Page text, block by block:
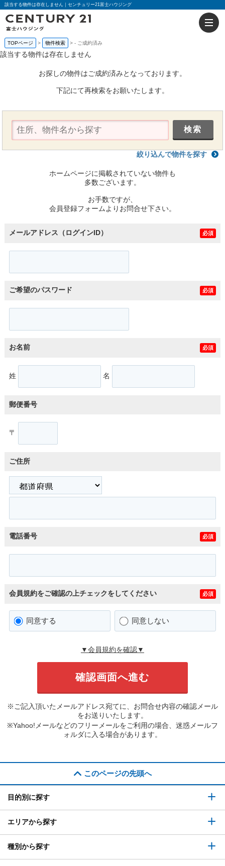
該当する物件は存在しません｜センチュリー21富士ハウジング
TOPページ 物件検索 - ご成約済み
該当する物件は存在しません
お探しの物件はご成約済みとなっております。
下記にて再検索をお願いたします。
絞り込んで物件を探す
ホームページに掲載されていない物件も
多数ございます。
お手数ですが、
会員登録フォームよりお問合せ下さい。
メールアドレス（ログインID） 必須
ご希望のパスワード 必須
お名前 必須
姓 名
郵便番号
〒
ご住所
電話番号 必須
会員規約をご確認の上チェックをしてください 必須
同意する 同意しない
▼会員規約を確認▼
※ご記入頂いたメールアドレス宛てに、お問合せ内容の確認メール
をお送りいたします。
※Yahoo!メールなどのフリーメールをご利用の場合、迷惑メールフ
ォルダに入る場合があります。
このページの先頭へ
目的別に探す
エリアから探す
種別から探す